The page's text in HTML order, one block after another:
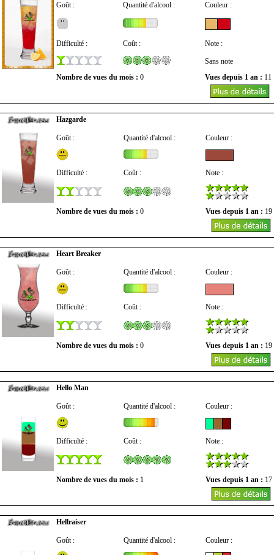
Goût : Quantité d'alcool : Couleur :
Difficulté : Coût : Note :
Sans note
Nombre de vues du mois : 0 Vues depuis 1 an : 11
Hazgarde
Goût : Quantité d'alcool : Couleur :
Difficulté : Coût : Note :
Nombre de vues du mois : 0 Vues depuis 1 an : 19
Heart Breaker
Goût : Quantité d'alcool : Couleur :
Difficulté : Coût : Note :
Nombre de vues du mois : 0 Vues depuis 1 an : 19
Hello Man
Goût : Quantité d'alcool : Couleur :
Difficulté : Coût : Note :
Nombre de vues du mois : 1 Vues depuis 1 an : 17
Hellraiser
Goût : Quantité d'alcool : Couleur :